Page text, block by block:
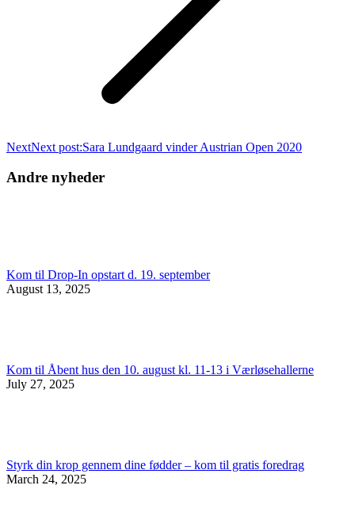
NextNext post:Sara Lundgaard vinder Austrian Open 2020
Andre nyheder
Kom til Drop-In opstart d. 19. september
August 13, 2025
Kom til Åbent hus den 10. august kl. 11-13 i Værløsehallerne
July 27, 2025
Styrk din krop gennem dine fødder – kom til gratis foredrag
March 24, 2025